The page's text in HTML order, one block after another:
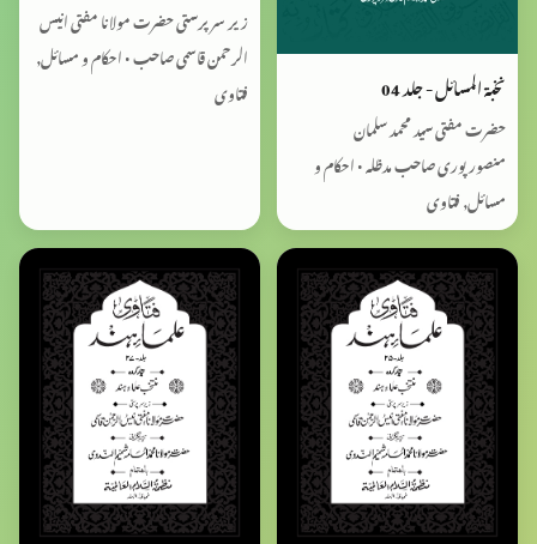
نخبۃ المسائل - جلد 04
حضرت مفتی سید محمد سلمان
منصورپوری صاحب مدظلہ • احکام و
مسائل, فتاوی
زیر سرپرستی حضرت مولانا مفتی انیس
الرحمن قاسمی صاحب • احکام و مسائل,
فتاوی